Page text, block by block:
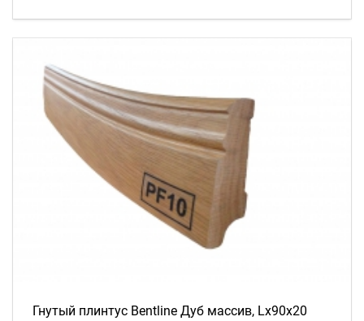
Гнутый плинтус Bentline Дуб массив, Lх90х20